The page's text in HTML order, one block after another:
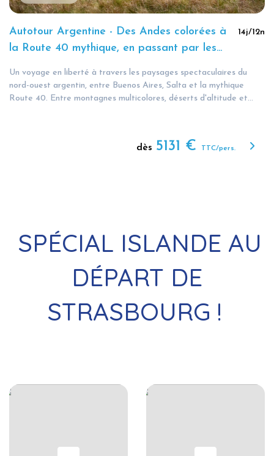
Autotour Argentine - Des Andes colorées à
la Route 40 mythique, en passant par les
14j/12n
Un voyage en liberté à travers les paysages spectaculaires du
nord-ouest argentin, entre Buenos Aires, Salta et la mythique
Route 40. Entre montagnes multicolores, déserts d'altitude et...
dès 5131 € TTC/pers.
SPÉCIAL ISLANDE AU
DÉPART DE
STRASBOURG !